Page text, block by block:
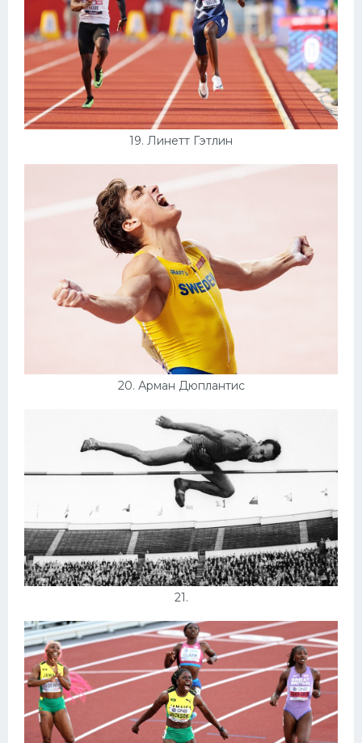
19. Линетт Гэтлин
20. Арман Дюплантис
21.